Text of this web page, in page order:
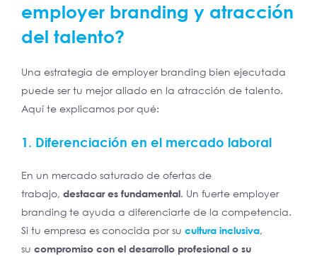
employer branding y atracción
del talento?
Una estrategia de employer branding bien ejecutada
puede ser tu mejor aliado en la atracción de talento.
Aquí te explicamos por qué:
1. Diferenciación en el mercado laboral
En un mercado saturado de ofertas de
trabajo, destacar es fundamental. Un fuerte employer
branding te ayuda a diferenciarte de la competencia.
Si tu empresa es conocida por su cultura inclusiva,
su compromiso con el desarrollo profesional o su